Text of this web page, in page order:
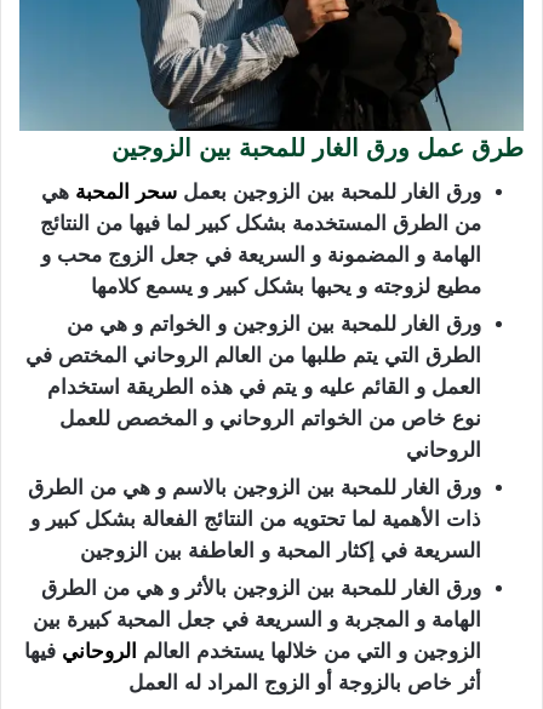
طرق عمل ورق الغار للمحبة بين الزوجين
ورق الغار للمحبة بين الزوجين بعمل سحر المحبة هي
من الطرق المستخدمة بشكل كبير لما فيها من النتائج
الهامة و المضمونة و السريعة في جعل الزوج محب و
مطيع لزوجته و يحبها بشكل كبير و يسمع كلامها
ورق الغار للمحبة بين الزوجين و الخواتم و هي من
الطرق التي يتم طلبها من العالم الروحاني المختص في
العمل و القائم عليه و يتم في هذه الطريقة استخدام
نوع خاص من الخواتم الروحاني و المخصص للعمل
الروحاني
ورق الغار للمحبة بين الزوجين بالاسم و هي من الطرق
ذات الأهمية لما تحتويه من النتائج الفعالة بشكل كبير و
السريعة في إكثار المحبة و العاطفة بين الزوجين
ورق الغار للمحبة بين الزوجين بالأثر و هي من الطرق
الهامة و المجربة و السريعة في جعل المحبة كبيرة بين
الزوجين و التي من خلالها يستخدم العالم الروحاني فيها
أثر خاص بالزوجة أو الزوج المراد له العمل